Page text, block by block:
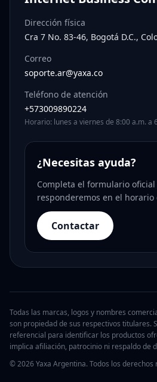
Dirección física
Cra 7 No. 83-46, Bogotá D.C.,
Correo
soporte.ar@yaxa.co
Teléfono de atención
+573009890224
Horario: lunes a viernes de 8:00 a.m. a
¿Necesitas ayuda?
Completa el formulario oficial
responderemos en el horario
Contactar
Todas las marcas, logos y nombres
son propiedad de sus respectivos titulares.
referencial para identificar los productos
implica afiliación, patrocinio ni respaldo de
© 2026 Yaxa Argentina. Todos los derechos